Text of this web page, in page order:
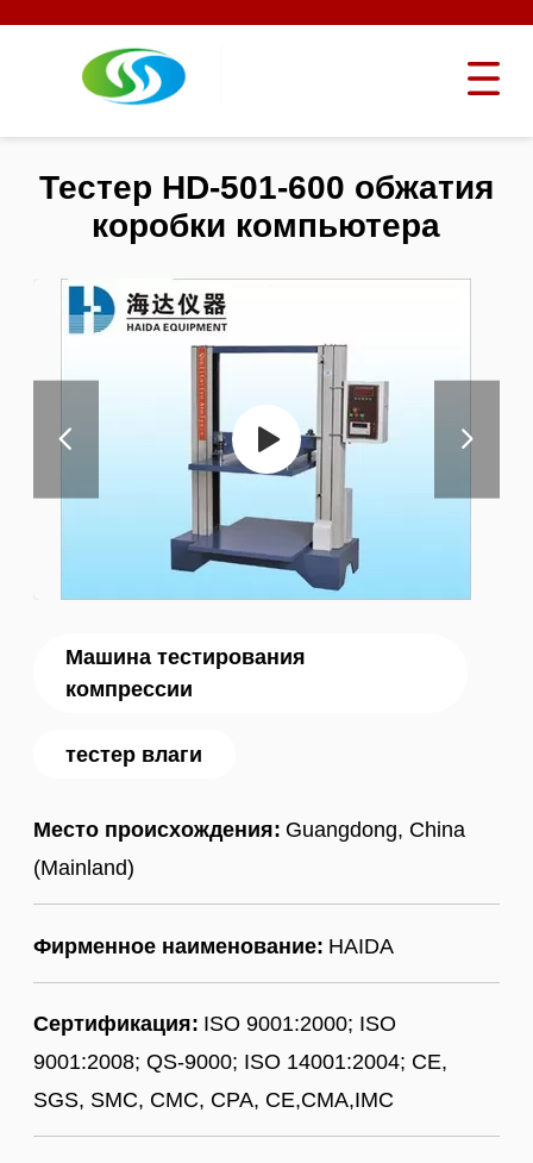
Машина тестирования
компрессии
тестер влаги
Место происхождения: Guangdong, China
(Mainland)
Фирменное наименование: HAIDA
Сертификация: ISO 9001:2000; ISO
9001:2008; QS-9000; ISO 14001:2004; CE,
SGS, SMC, CMC, CPA, CE,CMA,IMC
Тестер HD-501-600 обжатия
коробки компьютера